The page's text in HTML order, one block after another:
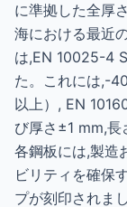
に準拠した全厚
海における最近
は,EN 10025-4
た。これには,-
以上）, EN
び厚さ±1 mm,長
各鋼板には,製造
ビリティを確保
プが刻印されまし